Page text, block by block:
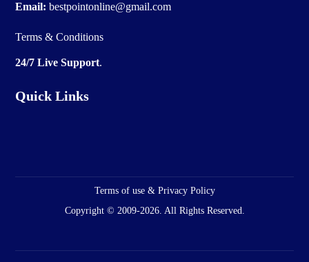
Email: bestpointonline@gmail.com
Terms & Conditions
24/7 Live Support.
Quick Links
Terms of use & Privacy Policy
Copyright © 2009-2026. All Rights Reserved.